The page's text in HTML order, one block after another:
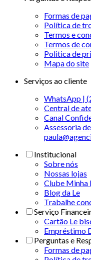
Formas de
Política de
Termos e
Termos de
Politica de
Mapa do site
Serviços ao cliente
WhatsApp |
Central de
Canal
Assessoria
Institucional
Sobre nós
Nossas lojas
Clube Minha
Blog da Le
Trabalhe
Serviço
Cartão Le
Empréstimo
Perguntas e
Formas de